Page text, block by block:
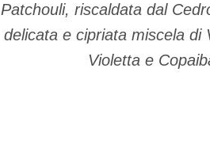
Patchouli, riscaldata dal
delicata e cipriata miscela di
Violetta e